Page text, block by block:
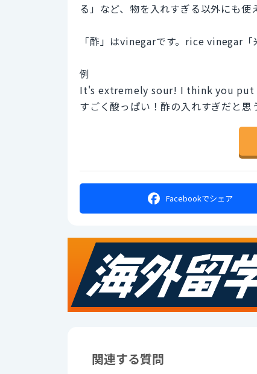
る」など、物を入れすぎる以外にも使
「酢」はvinegarです。rice vinegar「
例
It's extremely sour! I think you put
すごく酸っぱい！酢の入れすぎだと思
Facebookでシェア
関連する質問